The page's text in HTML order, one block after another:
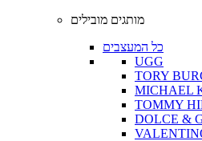
מותגים מובילים
כל המעצבים
UGG
TORY
MICHAEL
TOMMY
DOLCE &